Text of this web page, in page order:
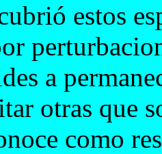
estos
a
otras que
como